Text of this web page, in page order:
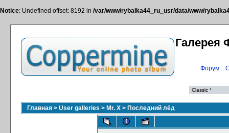
Notice: Undefined offset: 8192 in /var/www/rybalka44_ru_usr/data/www/
Галерея
Форум::
Главная > User galleries > Mr. X > Последний лёд